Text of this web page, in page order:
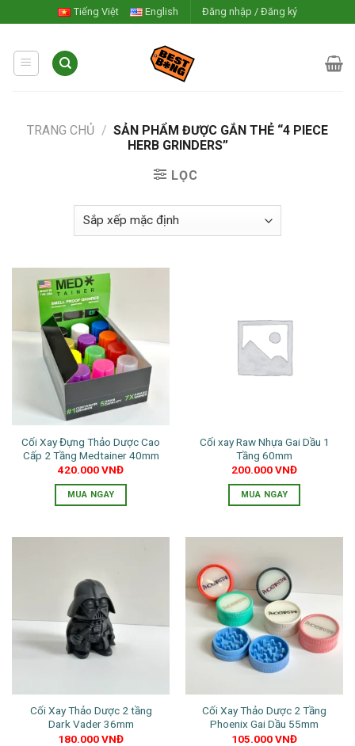
to
content
Tiếng Việt English Đăng nhập / Đăng ký
TRANG CHỦ / SẢN PHẨM ĐƯỢC GẮN THẺ “4 PIECE
HERB GRINDERS”
LỌC
Cối Xay Đựng Thảo Dược Cao
Cấp 2 Tầng Medtainer 40mm
420.000VNĐ
MUA NGAY
Cối xay Raw Nhựa Gai Dầu 1
Tầng 60mm
200.000VNĐ
MUA NGAY
Cối Xay Thảo Dược 2 tầng
Dark Vader 36mm
180.000VNĐ
Cối Xay Thảo Dược 2 Tầng
Phoenix Gai Dầu 55mm
105.000VNĐ